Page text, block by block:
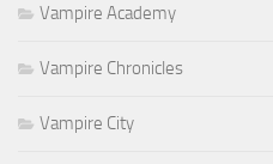
Vampire Academy
Vampire Chronicles
Vampire City